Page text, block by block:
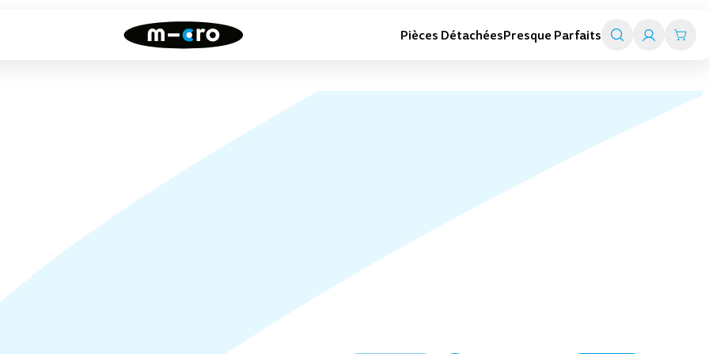
Pièces DétachéesPresque Parfaits
Toutes nos trottinettes
freestyle
Trottinettes adultes Smart travel
Valise trottinettes enfant
Valise porteurs enfant
Chariot de transport